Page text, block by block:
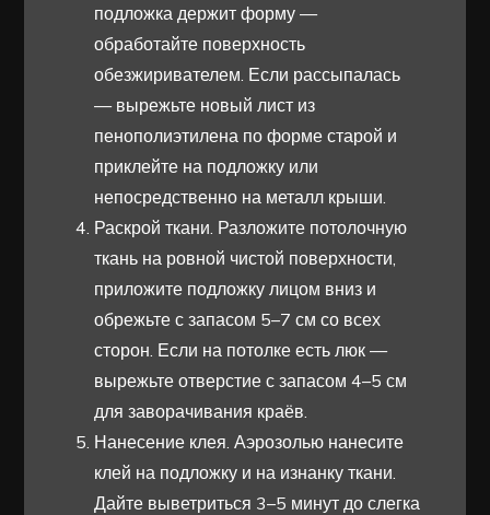
подложка держит форму —
обработайте поверхность
обезжиривателем. Если рассыпалась
— вырежьте новый лист из
пенополиэтилена по форме старой и
приклейте на подложку или
непосредственно на металл крыши.
Раскрой ткани. Разложите потолочную
ткань на ровной чистой поверхности,
приложите подложку лицом вниз и
обрежьте с запасом 5–7 см со всех
сторон. Если на потолке есть люк —
вырежьте отверстие с запасом 4–5 см
для заворачивания краёв.
Нанесение клея. Аэрозолью нанесите
клей на подложку и на изнанку ткани.
Дайте выветриться 3–5 минут до слегка